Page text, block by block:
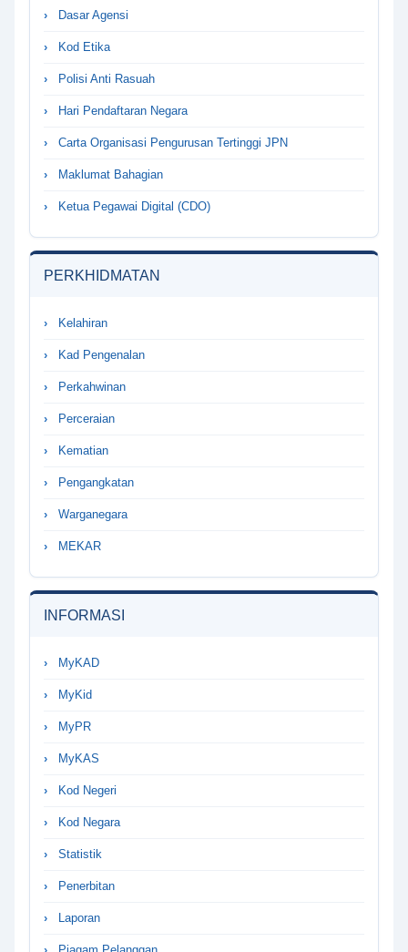
Dasar Agensi
Kod Etika
Polisi Anti Rasuah
Hari Pendaftaran Negara
Carta Organisasi Pengurusan Tertinggi JPN
Maklumat Bahagian
Ketua Pegawai Digital (CDO)
PERKHIDMATAN
Kelahiran
Kad Pengenalan
Perkahwinan
Perceraian
Kematian
Pengangkatan
Warganegara
MEKAR
INFORMASI
MyKAD
MyKid
MyPR
MyKAS
Kod Negeri
Kod Negara
Statistik
Penerbitan
Laporan